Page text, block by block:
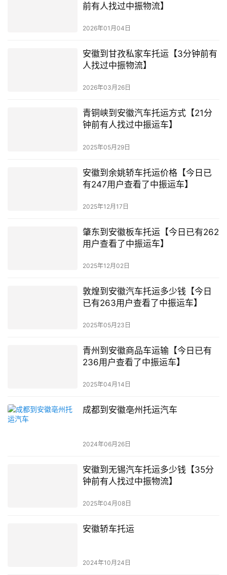
前有人找过中振物流】
2026年01月04日
安徽到甘孜私家车托运【3分钟前有
人找过中振物流】
2026年03月26日
青铜峡到安徽汽车托运方式【21分
钟前有人找过中振运车】
2025年05月29日
安徽到余姚轿车托运价格【今日已
有247用户查看了中振运车】
2025年12月17日
肇东到安徽板车托运【今日已有262
用户查看了中振运车】
2025年12月02日
敦煌到安徽汽车托运多少钱【今日
已有263用户查看了中振运车】
2025年05月23日
青州到安徽商品车运输【今日已有
236用户查看了中振运车】
2025年04月14日
成都到安徽亳州托运汽车
2024年06月26日
安徽到无锡汽车托运多少钱【35分
钟前有人找过中振物流】
2025年04月08日
安徽轿车托运
2024年10月24日